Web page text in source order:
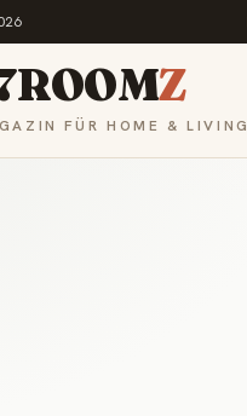
Z
FÜR HOME & LIVING